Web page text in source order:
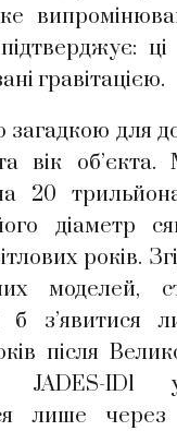
гравітацією.
для
вік об’єкта.
20
діаметр
років.
моделей,
з’явитися
після
ID1
лише через